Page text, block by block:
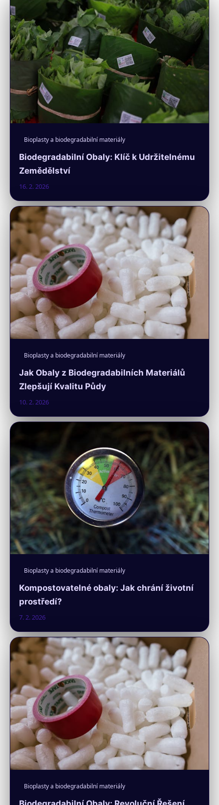
Bioplasty a biodegradabilní materiály
Biodegradabilní Obaly: Klíč k Udržitelnému
Zemědělství
16. 2. 2026
Bioplasty a biodegradabilní materiály
Jak Obaly z Biodegradabilních Materiálů
Zlepšují Kvalitu Půdy
10. 2. 2026
Bioplasty a biodegradabilní materiály
Kompostovatelné obaly: Jak chrání životní
prostředí?
7. 2. 2026
Bioplasty a biodegradabilní materiály